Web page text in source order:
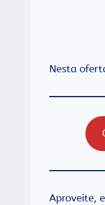
Nesta
Aproveite,